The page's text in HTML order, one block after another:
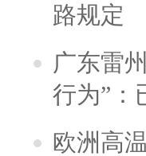
路规定
广东雷
行为”：
欧洲高